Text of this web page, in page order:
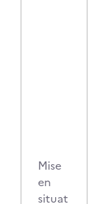
Mise
en
situat